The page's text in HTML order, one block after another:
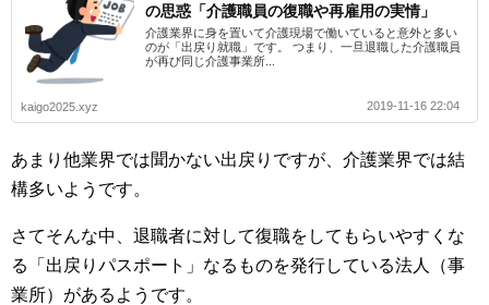
の思惑「介護職員の復職や再雇用の実情」
介護業界に身を置いて介護現場で働いていると意外と多い
のが「出戻り就職」です。 つまり、一旦退職した介護職員
が再び同じ介護事業所...
kaigo2025.xyz 2019-11-16 22:04
あまり他業界では聞かない出戻りですが、介護業界では結
構多いようです。
さてそんな中、退職者に対して復職をしてもらいやすくな
る「出戻りパスポート」なるものを発行している法人（事
業所）があるようです。